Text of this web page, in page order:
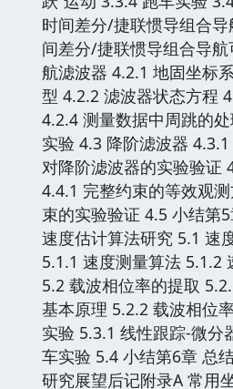
时间差分/捷联惯导组合
间差分/捷联惯导组合导
航滤波器 4.2.1 地固坐标
型 4.2.2 滤波器状态方程
4.2.4 测量数据中周跳的
实验 4.3 降阶滤波器
对降阶滤波器的实验验证
4.4.1 完整约束的等效观
束的实验验证 4.5 小结第
速度估计算法研究 5.1 速
5.1.1 速度测量算法 5.1.2
5.2 载波相位率的提取
基本原理 5.2.2 载波相位
实验 5.3.1 线性跟踪-微分
车实验 5.4 小结第6章 总
研究展望后记附录A 常用